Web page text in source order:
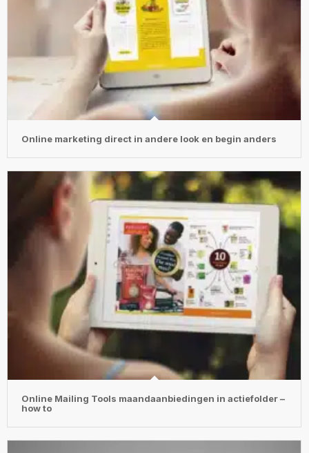
Online marketing direct in andere look en begin anders
Online Mailing Tools maandaanbiedingen in actiefolder –
how to